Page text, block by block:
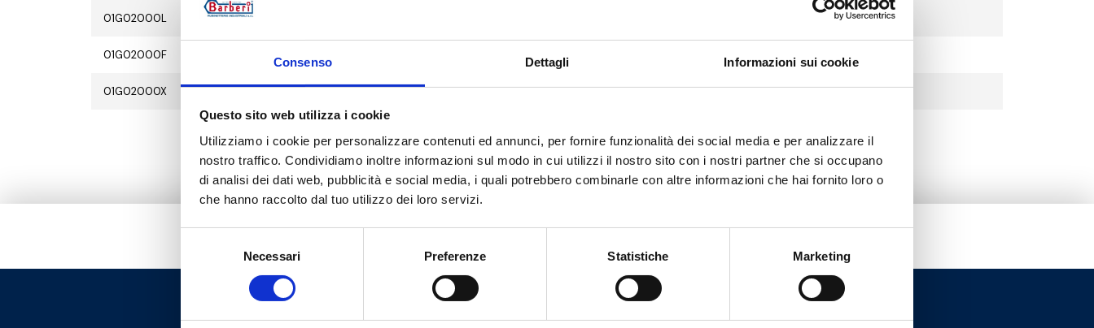
Consenso Dettagli Informazioni sui cookie
Questo sito web utilizza i cookie
Utilizziamo i cookie per personalizzare contenuti ed annunci, per fornire funzionalità dei social media e per analizzare il
nostro traffico. Condividiamo inoltre informazioni sul modo in cui utilizzi il nostro sito con i nostri partner che si occupano
di analisi dei dati web, pubblicità e social media, i quali potrebbero combinarle con altre informazioni che hai fornito loro o
che hanno raccolto dal tuo utilizzo dei loro servizi.
Necessari Preferenze Statistiche Marketing
01G02000L G 1 M - (G 1 M+G 3/4 F)
01G02000F G 1 M - (G 1 M+G 3/4 F) Grundfos (Extra EU) UPSO 15-65 130
01G02000X G 1 M - (G 1 M+G 3/4 F) 1 SenzaPompa SANS POMPE